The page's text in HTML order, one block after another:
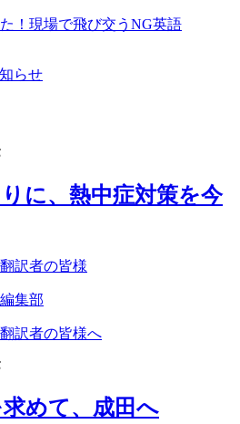
！現場で飛び交うNG英語
らせ
に、熱中症対策を今
訳者の皆様
集部
訳者の皆様へ
めて、成田へ